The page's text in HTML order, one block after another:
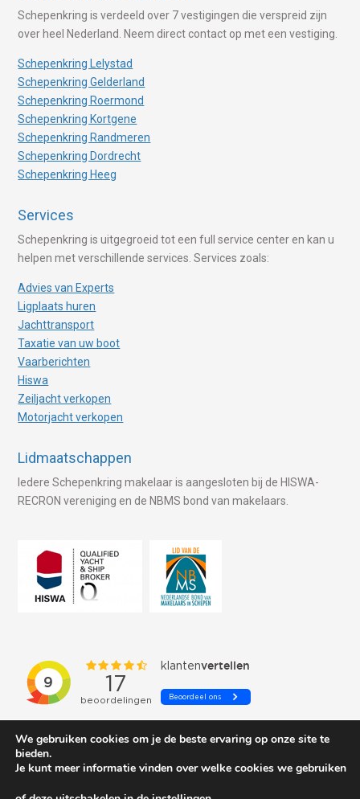
Schepenkring is verdeeld over 7 vestigingen die verspreid zijn
over heel Nederland. Neem direct contact op met een vestiging.
Schepenkring Lelystad
Schepenkring Gelderland
Schepenkring Roermond
Schepenkring Kortgene
Schepenkring Randmeren
Schepenkring Dordrecht
Schepenkring Heeg
Services
Schepenkring is uitgegroeid tot een full service center en kan u
helpen met verschillende services. Services zoals:
Advies van Experts
Ligplaats huren
Jachttransport
Taxatie van uw boot
Vaarberichten
Hiswa
Zeiljacht verkopen
Motorjacht verkopen
Lidmaatschappen
Iedere Schepenkring makelaar is aangesloten bij de HISWA-
RECRON vereniging en de NBMS bond van makelaars.
We gebruiken cookies om je de beste ervaring op onze site te
bieden.
Je kunt meer informatie vinden over welke cookies we gebruiken